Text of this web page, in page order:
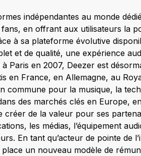
indépendantes au monde
en offrant aux utilisateurs la
à sa plateforme évolutive
et de qualité, une expérience
Paris en 2007, Deezer est
en France, en Allemagne, au
commune pour la musique, la
des marchés clés en Europe,
de la valeur pour ses
les médias, l’équipement
En tant qu’acteur de pointe de
un nouveau modèle de